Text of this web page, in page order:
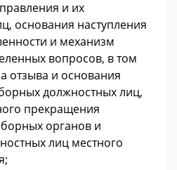
и их
основания наступления
и механизм
вопросов, в том
отзыва и основания
должностных лиц,
прекращения
органов и
лиц местного